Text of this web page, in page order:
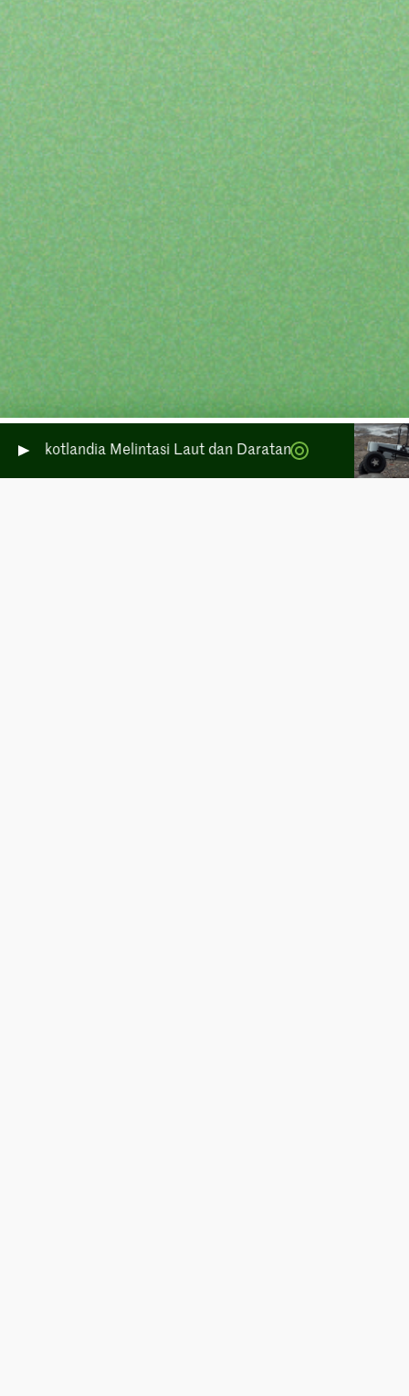
Skotlandia Melintasi Laut dan Daratan